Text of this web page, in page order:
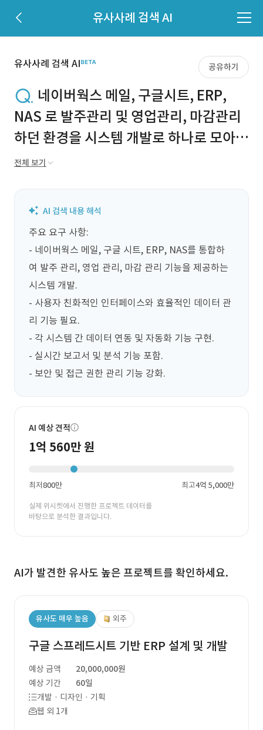
유사사례 검색 AI
유사사례 검색 AI 공유하기
네이버웍스 메일, 구글시트, ERP,
NAS 로 발주관리 및 영업관리, 마감관리
하던 환경을 시스템 개발로 하나로 모아서
사용하고 싶어요
전체 보기
주요 요구 사항:
- 네이버웍스 메일, 구글 시트, ERP, NAS를 통합하
여 발주 관리, 영업 관리, 마감 관리 기능을 제공하는
시스템 개발.
- 사용자 친화적인 인터페이스와 효율적인 데이터 관
리 기능 필요.
- 각 시스템 간 데이터 연동 및 자동화 기능 구현.
- 실시간 보고서 및 분석 기능 포함.
- 보안 및 접근 권한 관리 기능 강화.
AI 예상 견적
1억 560만 원
최저800만 최고4억 5,000만
실제 위시켓에서 진행한 프로젝트 데이터를
바탕으로 분석한 결과입니다.
AI가 발견한 유사도 높은 프로젝트를 확인하세요.
유사도 매우 높음 외주
구글 스프레드시트 기반 ERP 설계 및 개발
예상 금액
20,000,000원
예상 기간
60일
개발 · 디자인 · 기획
웹 외 1개